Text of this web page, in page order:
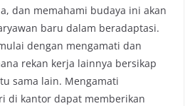
dan memahami budaya ini akan
baru dalam beradaptasi.
dengan mengamati dan
rekan kerja lainnya bersikap
sama lain. Mengamati
di kantor dapat memberikan